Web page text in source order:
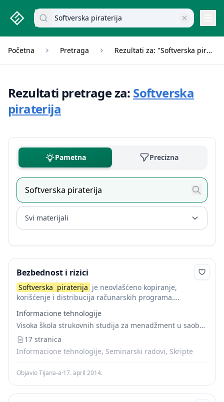
studenti.rs home page
Pretraži dokumente
Početna Pretraga Rezultati za: "Softverska piraterija"
Rezultati pretrage za: Softverska
piraterija
Pametna Precizna
Svi materijali
Bezbednost i rizici
Softverska piraterija je neovlašćeno kopiranje,
korišćenje i distribucija računarskih programa.
softvera bez licence, korišćenje većeg broja kopija nego
što je dozvoljeno licencom i falsifikovanje...
Informacione tehnologije
Visoka škola strukovnih studija za menadžment u saobraćaju
17 stranica
Informacione tehnologije, Seminarski radovi, Skripte
Objavio Tijana-a·17. april 2014.